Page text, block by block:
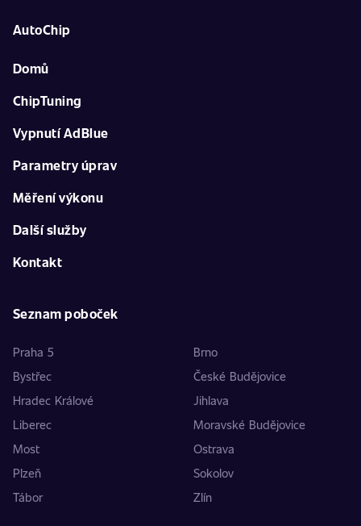
AutoChip
Domů
ChipTuning
Vypnutí AdBlue
Parametry úprav
Měření výkonu
Další služby
Kontakt
Seznam poboček
Praha 5
Brno
Bystřec
České Budějovice
Hradec Králové
Jihlava
Liberec
Moravské Budějovice
Most
Ostrava
Plzeň
Sokolov
Tábor
Zlín